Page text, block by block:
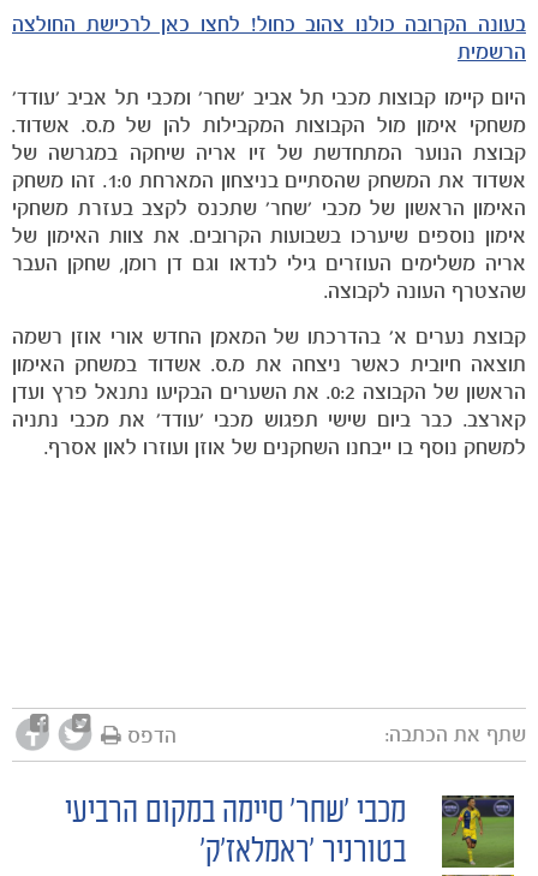
בעונה הקרובה כולנו צהוב כחול! לחצו כאן לרכישת החולצה
הרשמית
היום קיימו קבוצות מכבי תל אביב 'שחר' ומכבי תל אביב 'עודד'
משחקי אימון מול הקבוצות המקבילות להן של מ.ס. אשדוד.
קבוצת הנוער המתחדשת של זיו אריה שיחקה במגרשה של
אשדוד את המשחק שהסתיים בניצחון המארחת 1:0. זהו משחק
האימון הראשון של מכבי 'שחר' שתכנס לקצב בעזרת משחקי
אימון נוספים שיערכו בשבועות הקרובים. את צוות האימון של
אריה משלימים העוזרים גילי לנדאו וגם דן רומן, שחקן העבר
שהצטרף העונה לקבוצה.
קבוצת נערים א' בהדרכתו של המאמן החדש אורי אוזן רשמה
תוצאה חיובית כאשר ניצחה את מ.ס. אשדוד במשחק האימון
הראשון של הקבוצה 0:2. את השערים הבקיעו נתנאל פרץ ועדן
קארצב. כבר ביום שישי תפגוש מכבי 'עודד' את מכבי נתניה
למשחק נוסף בו ייבחנו השחקנים של אוזן ועוזרו לאון אסרף.
שתף את הכתבה: הדפס
POST
מכבי 'שחר' סיימה במקום הרביעי
בטורניר 'ראמלאז'ק'